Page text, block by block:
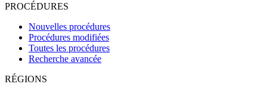
PROCÉDURES
Nouvelles procédures
Procédures modifiées
Toutes les procédures
Recherche avancée
RÉGIONS